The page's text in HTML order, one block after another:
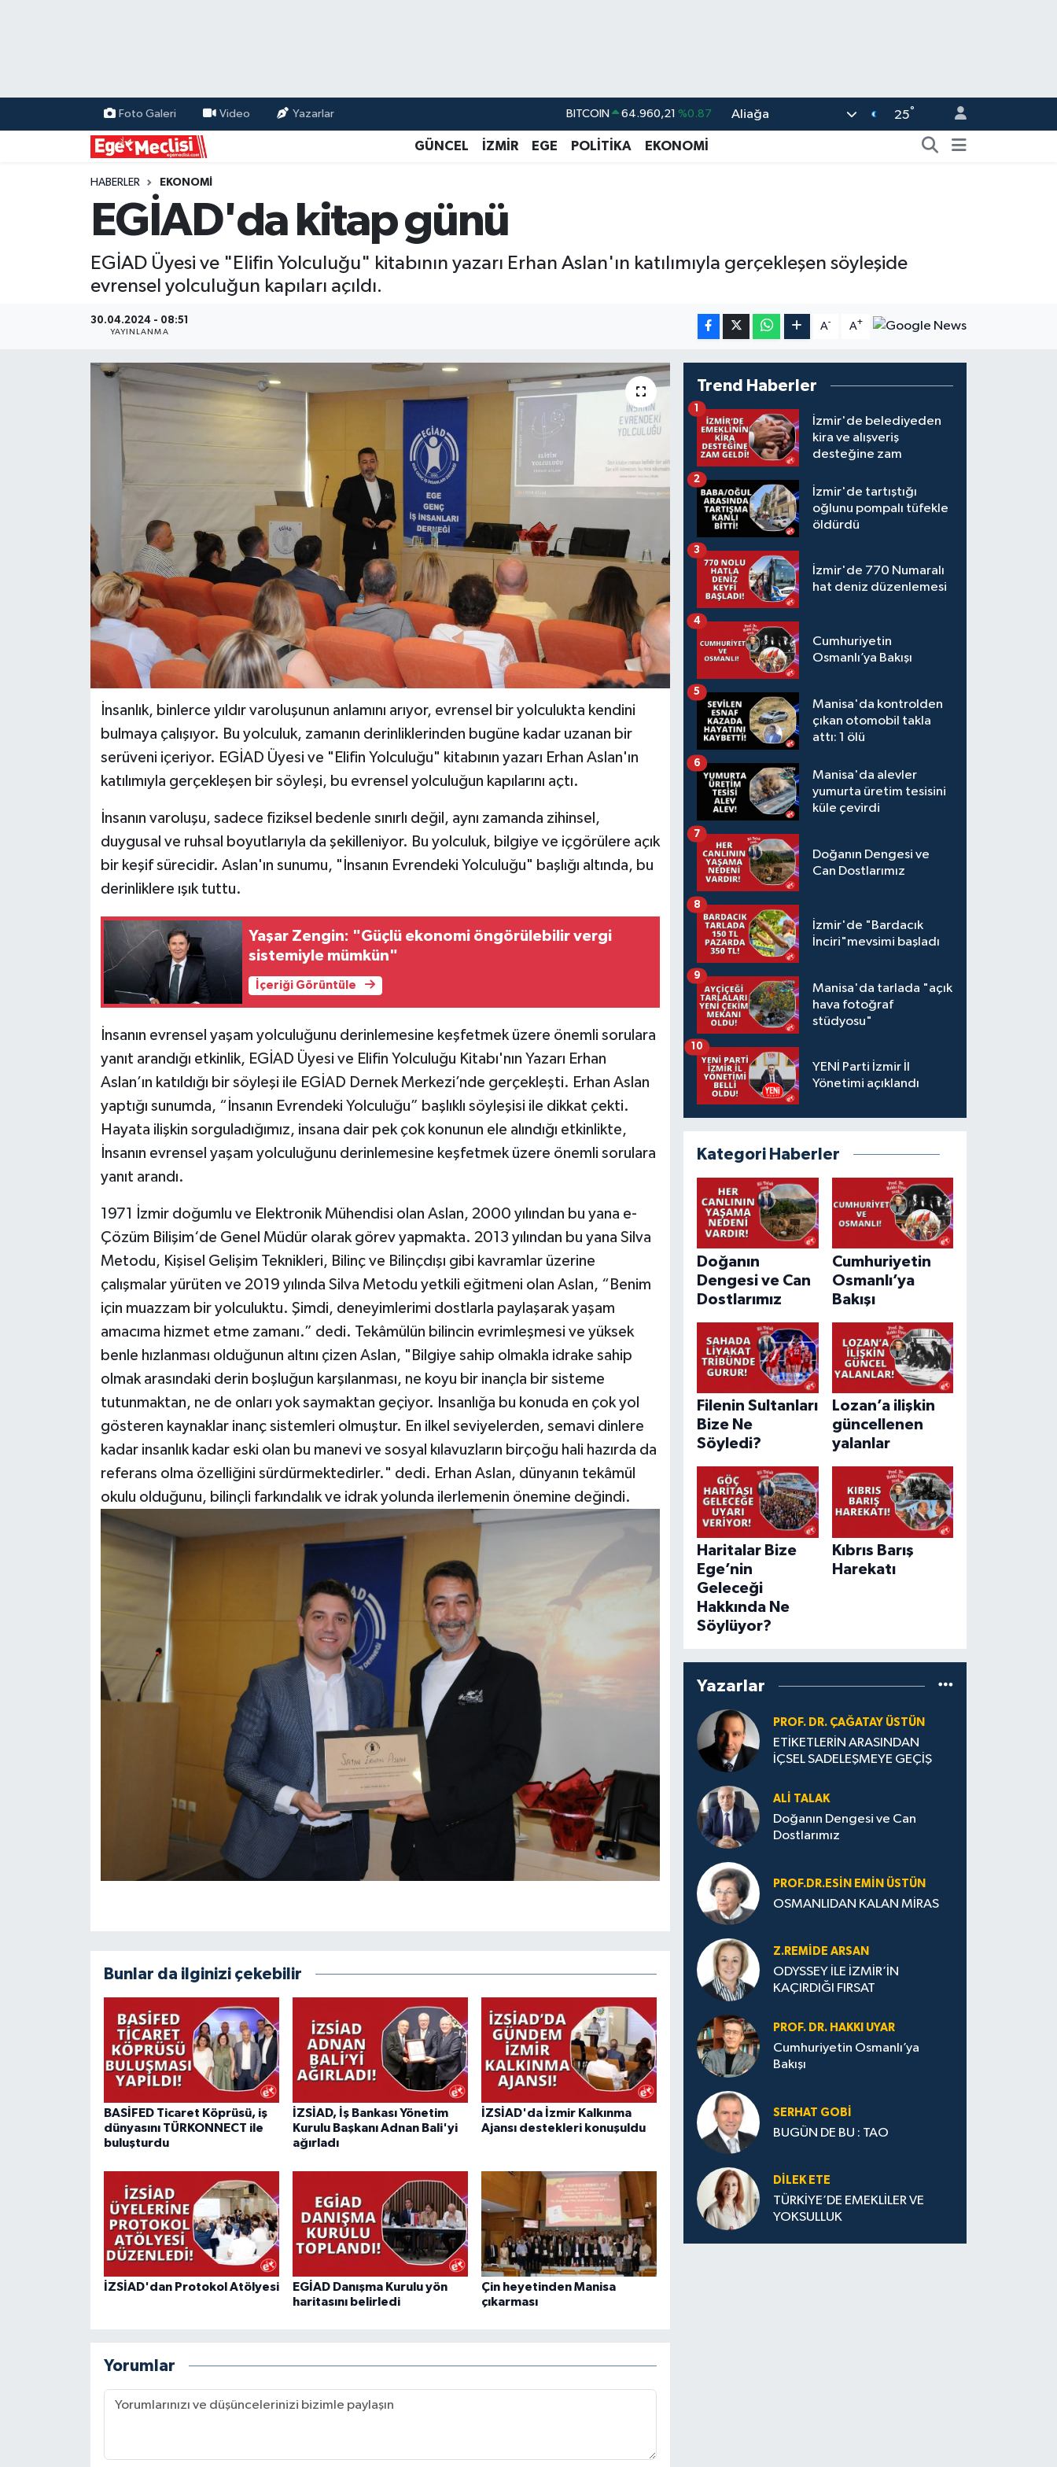
Foto Galeri Video Yazarlar DOLAR 47,7436 %0.18
EURO 55,2510 %0.32
BITCOIN 64.960,21 %0.87
Aliağa 25°
GÜNCEL İZMİR EGE POLİTİKA EKONOMİ
HABERLER EKONOMİ
EGİAD'da kitap günü
EGİAD Üyesi ve "Elifin Yolculuğu" kitabının yazarı Erhan Aslan'ın katılımıyla gerçekleşen söyleşide
evrensel yolculuğun kapıları açıldı.
30.04.2024 - 08:51
YAYINLANMA
A- A+
İnsanlık, binlerce yıldır varoluşunun anlamını arıyor, evrensel bir yolculukta kendini
bulmaya çalışıyor. Bu yolculuk, zamanın derinliklerinden bugüne kadar uzanan bir
serüveni içeriyor. EGİAD Üyesi ve "Elifin Yolculuğu" kitabının yazarı Erhan Aslan'ın
katılımıyla gerçekleşen bir söyleşi, bu evrensel yolculuğun kapılarını açtı.
İnsanın varoluşu, sadece fiziksel bedenle sınırlı değil, aynı zamanda zihinsel,
duygusal ve ruhsal boyutlarıyla da şekilleniyor. Bu yolculuk, bilgiye ve içgörülere açık
bir keşif sürecidir. Aslan'ın sunumu, "İnsanın Evrendeki Yolculuğu" başlığı altında, bu
derinliklere ışık tuttu.
Yaşar Zengin: "Güçlü ekonomi öngörülebilir vergi
sistemiyle mümkün"
İçeriği Görüntüle
İnsanın evrensel yaşam yolculuğunu derinlemesine keşfetmek üzere önemli sorulara
yanıt arandığı etkinlik, EGİAD Üyesi ve Elifin Yolculuğu Kitabı'nın Yazarı Erhan
Aslan’ın katıldığı bir söyleşi ile EGİAD Dernek Merkezi’nde gerçekleşti. Erhan Aslan
yaptığı sunumda, “İnsanın Evrendeki Yolculuğu” başlıklı söyleşisi ile dikkat çekti.
Hayata ilişkin sorguladığımız, insana dair pek çok konunun ele alındığı etkinlikte,
İnsanın evrensel yaşam yolculuğunu derinlemesine keşfetmek üzere önemli sorulara
yanıt arandı.
1971 İzmir doğumlu ve Elektronik Mühendisi olan Aslan, 2000 yılından bu yana e-
Çözüm Bilişim‘de Genel Müdür olarak görev yapmakta. 2013 yılından bu yana Silva
Metodu, Kişisel Gelişim Teknikleri, Bilinç ve Bilinçdışı gibi kavramlar üzerine
çalışmalar yürüten ve 2019 yılında Silva Metodu yetkili eğitmeni olan Aslan, “Benim
için muazzam bir yolculuktu. Şimdi, deneyimlerimi dostlarla paylaşarak yaşam
amacıma hizmet etme zamanı.” dedi. Tekâmülün bilincin evrimleşmesi ve yüksek
benle hızlanması olduğunun altını çizen Aslan, "Bilgiye sahip olmakla idrake sahip
olmak arasındaki derin boşluğun karşılanması, ne koyu bir inançla bir sisteme
tutunmaktan, ne de onları yok saymaktan geçiyor. Insanlığa bu konuda en çok yol
gösteren kaynaklar inanç sistemleri olmuştur. En ilkel seviyelerden, semavi dinlere
kadar insanlık kadar eski olan bu manevi ve sosyal kılavuzların birçoğu hali hazırda da
referans olma özelliğini sürdürmektedirler." dedi. Erhan Aslan, dünyanın tekâmül
okulu olduğunu, bilinçli farkındalık ve idrak yolunda ilerlemenin önemine değindi.
Bunlar da ilginizi çekebilir
BASİFED Ticaret Köprüsü, iş
dünyasını TÜRKONNECT ile
buluşturdu
İZSİAD, İş Bankası Yönetim
Kurulu Başkanı Adnan Bali'yi
ağırladı
İZSİAD'da İzmir Kalkınma
Ajansı destekleri konuşuldu
İZSİAD'dan Protokol Atölyesi
EGİAD Danışma Kurulu yön
haritasını belirledi
Çin heyetinden Manisa
çıkarması
Yorumlar
Trend Haberler
İzmir'de belediyeden
kira ve alışveriş
desteğine zam
1
İzmir'de tartıştığı
oğlunu pompalı tüfekle
öldürdü
2
İzmir'de 770 Numaralı
hat deniz düzenlemesi
3
Cumhuriyetin
Osmanlı’ya Bakışı
4
Manisa'da kontrolden
çıkan otomobil takla
attı: 1 ölü
5
Manisa'da alevler
yumurta üretim tesisini
küle çevirdi
6
Doğanın Dengesi ve
Can Dostlarımız
7
İzmir'de "Bardacık
İnciri"mevsimi başladı
8
Manisa'da tarlada "açık
hava fotoğraf
stüdyosu"
9
YENİ Parti İzmir İl
Yönetimi açıklandı
10
Kategori Haberler
Doğanın
Dengesi ve Can
Dostlarımız
Cumhuriyetin
Osmanlı’ya
Bakışı
Filenin Sultanları
Bize Ne
Söyledi?
Lozan’a ilişkin
güncellenen
yalanlar
Haritalar Bize
Ege’nin
Geleceği
Hakkında Ne
Söylüyor?
Kıbrıs Barış
Harekatı
Yazarlar
PROF. DR. ÇAĞATAY ÜSTÜN
ETİKETLERİN ARASINDAN
İÇSEL SADELEŞMEYE GEÇİŞ
ALI TALAK
Doğanın Dengesi ve Can
Dostlarımız
PROF.DR.ESIN EMIN ÜSTÜN
OSMANLIDAN KALAN MİRAS
Z.REMIDE ARSAN
ODYSSEY İLE İZMİR’İN
KAÇIRDIĞI FIRSAT
PROF. DR. HAKKI UYAR
Cumhuriyetin Osmanlı’ya
Bakışı
SERHAT GOBİ
BUGÜN DE BU : TAO
DILEK ETE
TÜRKİYE’DE EMEKLİLER VE
YOKSULLUK
EKONOMİ
GÜNCEL
ÖZEL HABER
POLİTİKA